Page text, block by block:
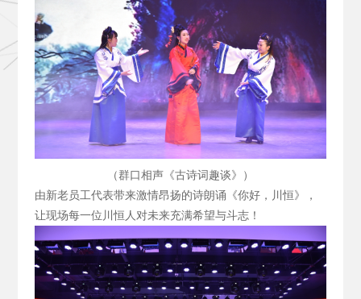
（群口相声《古诗词趣谈》）
由新老员工代表带来激情昂扬的诗朗诵《你好，川恒》，
让现场每一位川恒人对未来充满希望与斗志！